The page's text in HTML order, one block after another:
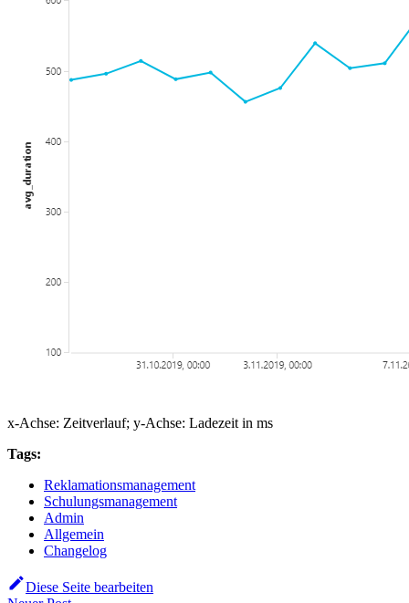
x-Achse: Zeitverlauf; y-Achse: Ladezeit in ms
Tags:
Reklamationsmanagement
Schulungsmanagement
Admin
Allgemein
Changelog
Diese Seite bearbeiten